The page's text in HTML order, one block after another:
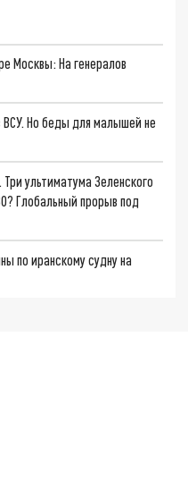
Москвы: На генералов
ВСУ. Но беды для малышей не
ультиматума Зеленского
Глобальный прорыв под
по иранскому судну на